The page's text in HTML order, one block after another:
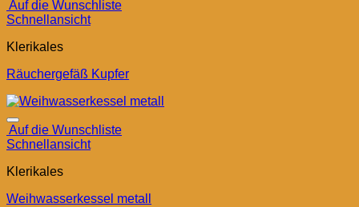
Auf die Wunschliste
Schnellansicht
Klerikales
Räuchergefäß Kupfer
Auf die Wunschliste
Schnellansicht
Klerikales
Weihwasserkessel metall